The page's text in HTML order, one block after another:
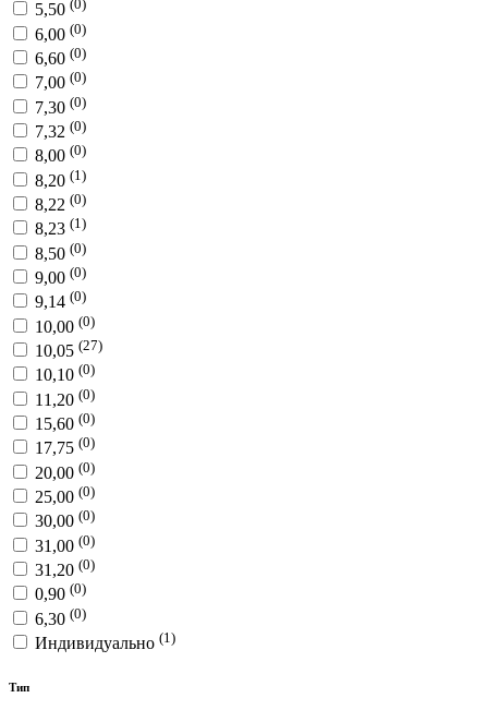
5,50 (0)
6,00 (0)
6,60 (0)
7,00 (0)
7,30 (0)
7,32 (0)
8,00 (0)
8,20 (1)
8,22 (0)
8,23 (1)
8,50 (0)
9,00 (0)
9,14 (0)
10,00 (0)
10,05 (27)
10,10 (0)
11,20 (0)
15,60 (0)
17,75 (0)
20,00 (0)
25,00 (0)
30,00 (0)
31,00 (0)
31,20 (0)
0,90 (0)
6,30 (0)
Индивидуально (1)
Тип